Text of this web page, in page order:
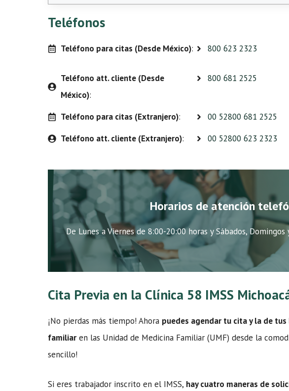
Teléfonos
Teléfono para citas (Desde México): 800 623 2323
Teléfono att. cliente (Desde
México):
800 681 2525
Teléfono para citas (Extranjero):
00 52800 681 2525
Teléfono att. cliente (Extranjero): 00 52800 623 2323
Horarios de atención
De Lunes a Viernes de 8:00-20:00 horas y Sábados,
Cita Previa en la Clínica 58 IMSS
¡No pierdas más tiempo! Ahora puedes agendar tu cita y la de
familiar en las Unidad de Medicina Familiar (UMF) desde la
sencillo!
Si eres trabajador inscrito en el IMSS, hay cuatro maneras de